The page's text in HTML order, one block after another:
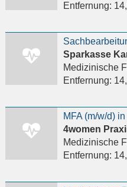
Entfernung:
Sparkasse
Medizinische
Entfernung:
MFA (m/w/d)
4women
Medizinische
Entfernung: